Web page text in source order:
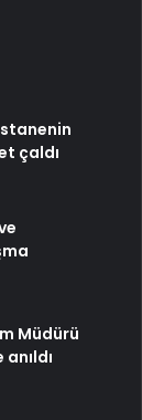
çaldı
Müdürü